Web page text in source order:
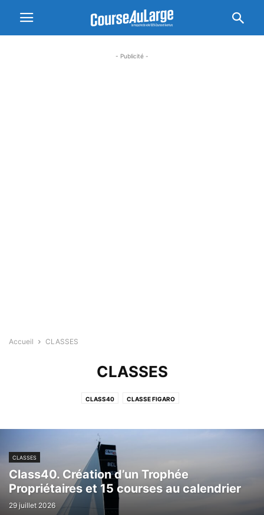
- Publicité -
Accueil CLASSES
CLASSES
CLASS40 CLASSE FIGARO
CLASSES
Class40. Création d’un Trophée
Propriétaires et 15 courses au calendrier
29 juillet 2026